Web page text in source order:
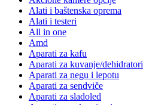
Alati i baštenska oprema
Alati i testeri
All in one
Amd
Aparati za kafu
Aparati za kuvanje/dehidratori
Aparati za negu i lepotu
Aparati za sendviče
Aparati za sladoled